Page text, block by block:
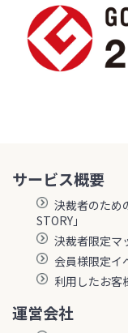
サービス概要
決裁者のため
STORY」
決裁者限定マ
会員様限定イ
利用したお客
運営会社